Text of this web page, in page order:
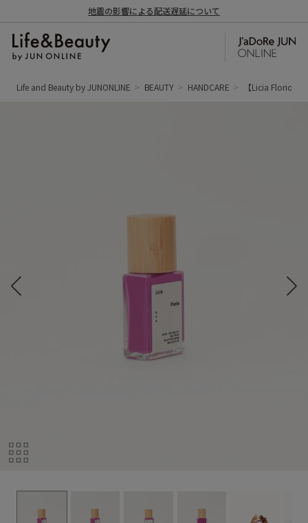
地震の影響による配送遅延について
Life and Beauty by JUNONLINE BEAUTY HANDCARE 【Licia Florio /